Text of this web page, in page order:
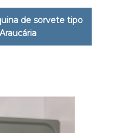
de sorvete tipo